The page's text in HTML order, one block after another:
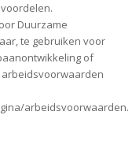
Duurzame
te gebruiken voor
of
arbeidsvoorwaarden
arbeidsvoorwaarden.